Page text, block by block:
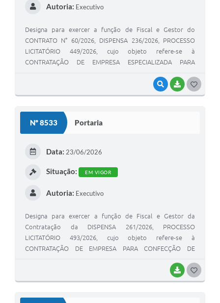
VISUALIZAR
BAIXAR
Autoria: Executivo
Designa para exercer a função de Fiscal e Gestor do
CONTRATO N° 60/2026, DISPENSA 236/2026, PROCESSO
LICITATÓRIO 449/2026, cujo objeto refere-se à
CONTRATAÇÃO DE EMPRESA ESPECIALIZADA PARA
(FUNDO ESTADUAL DE DEFESA DOS INTERESSES DIFUSOS)
PROJETO DE MEIO AMBIENTE, PROJETO PARA
Nº 8533 Portaria
BAIXAR
Data: 23/06/2026
Situação: EM VIGOR
Autoria: Executivo
Designa para exercer a função de Fiscal e Gestor da
Contratação da DISPENSA 261/2026, PROCESSO
LICITATÓRIO 493/2026, cujo objeto refere-se à
CONTRATAÇÃO DE EMPRESA PARA CONFECÇÃO DE